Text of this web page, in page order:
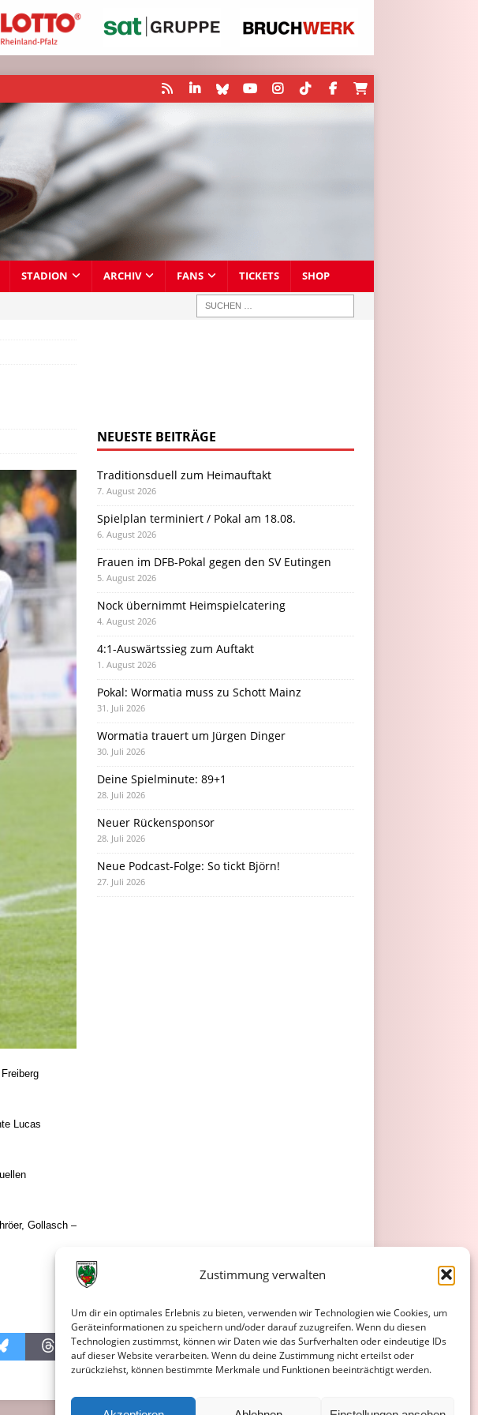
Zustimmung verwalten
Um dir ein optimales Erlebnis zu bieten, verwenden wir Technologien wie Cookies, um
Geräteinformationen zu speichern und/oder darauf zuzugreifen. Wenn du diesen
Technologien zustimmst, können wir Daten wie das Surfverhalten oder eindeutige IDs
auf dieser Website verarbeiten. Wenn du deine Zustimmung nicht erteilst oder
zurückziehst, können bestimmte Merkmale und Funktionen beeinträchtigt werden.
STADION ARCHIV FANS TICKETS SHOP
Lucas
Gollasch –
NEUESTE BEITRÄGE
Traditionsduell zum Heimauftakt
7. August 2026
Spielplan terminiert / Pokal am 18.08.
6. August 2026
Frauen im DFB-Pokal gegen den SV Eutingen
5. August 2026
Nock übernimmt Heimspielcatering
4. August 2026
4:1-Auswärtssieg zum Auftakt
1. August 2026
Pokal: Wormatia muss zu Schott Mainz
31. Juli 2026
Wormatia trauert um Jürgen Dinger
30. Juli 2026
Deine Spielminute: 89+1
28. Juli 2026
Neuer Rückensponsor
28. Juli 2026
Neue Podcast-Folge: So tickt Björn!
27. Juli 2026